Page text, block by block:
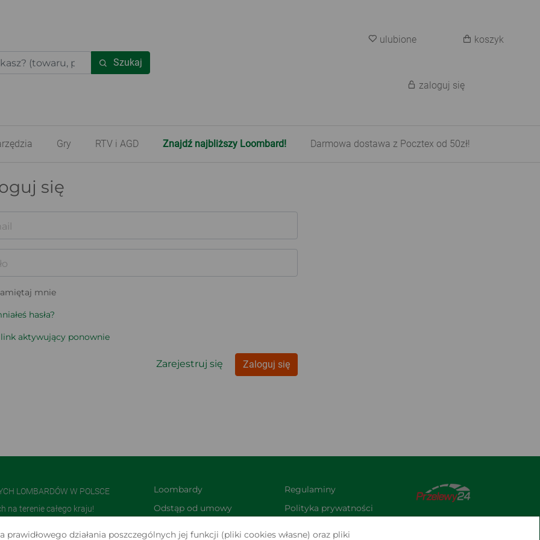
Szukaj
ulubione koszyk
zaloguj się
Gry RTV i AGD Znajdź najbliższy Loombard! Darmowa dostawa z Pocztex od 50zł!
się
mnie
hasła?
aktywujący ponownie
Zarejestruj się Zaloguj się
LOMBARDÓW W POLSCE
na terenie całego kraju!
Loombardy
Odstąp od umowy
Regulaminy
Polityka prywatności
działania poszczególnych jej funkcji (pliki cookies własne) oraz pliki